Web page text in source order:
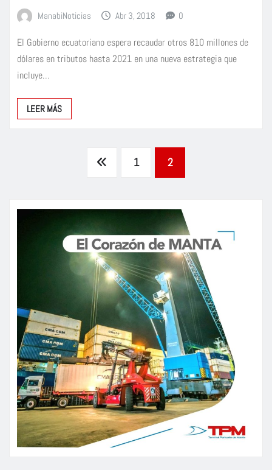
ManabiNoticias Abr 3, 2018 0
El Gobierno ecuatoriano espera recaudar otros 810 millones de
dólares en tributos hasta 2021 en una nueva estrategia que
incluye…
LEER MÁS
Paginación
de
entradas
1 2